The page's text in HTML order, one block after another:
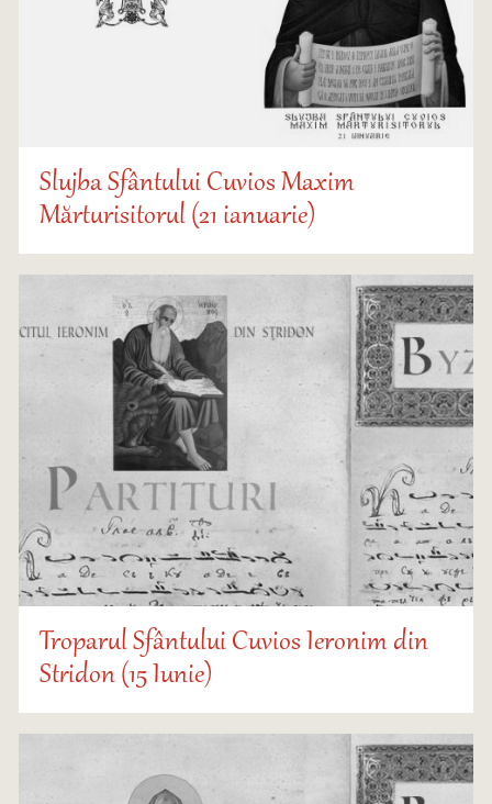
Slujba Sfântului Cuvios Maxim
Mărturisitorul (21 ianuarie)
Troparul Sfântului Cuvios Ieronim din
Stridon (15 Iunie)